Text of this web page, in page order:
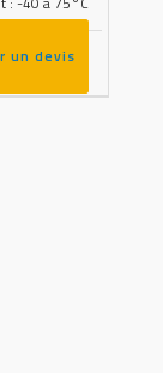
un devis